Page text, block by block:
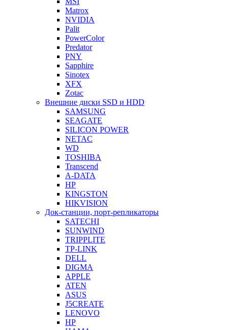
Matrox
NVIDIA
Palit
PowerColor
Predator
PNY
Sapphire
Sinotex
XFX
Zotac
Внешние диски SSD и HDD
SAMSUNG
SEAGATE
SILICON POWER
NETAC
WD
TOSHIBA
Transcend
A-DATA
HP
KINGSTON
HIKVISION
Док-станции, порт-репликаторы
SATECHI
SUNWIND
TRIPPLITE
TP-LINK
DELL
DIGMA
APPLE
ATEN
ASUS
J5CREATE
LENOVO
HP